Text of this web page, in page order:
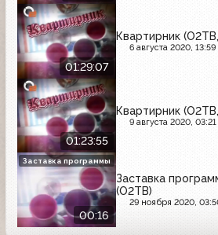
01:29:07
Квартирник
6 августа 2020, 13:59
01:23:55
Квартирник
9 августа 2020, 03:21
00:16
Заставка
(О2ТВ)
29 ноября 2020,
Заставка программы